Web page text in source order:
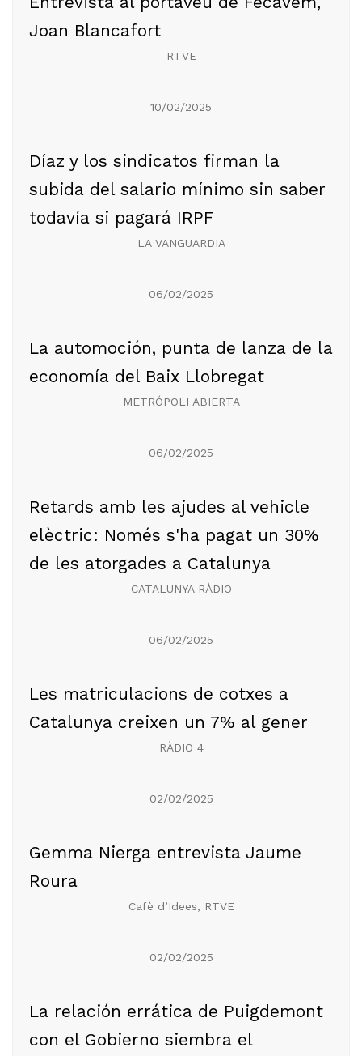
Joan Blancafort
RTVE
10/02/2025
Díaz y los sindicatos firman la
subida del salario mínimo sin saber
todavía si pagará IRPF
LA VANGUARDIA
06/02/2025
La automoción, punta de lanza de la
economía del Baix Llobregat
METRÓPOLI ABIERTA
06/02/2025
Retards amb les ajudes al vehicle
elèctric: Només s'ha pagat un 30%
de les atorgades a Catalunya
CATALUNYA RÀDIO
06/02/2025
Les matriculacions de cotxes a
Catalunya creixen un 7% al gener
RÀDIO 4
02/02/2025
Gemma Nierga entrevista Jaume
Roura
Cafè d’Idees, RTVE
02/02/2025
La relación errática de Puigdemont
con el Gobierno siembra el